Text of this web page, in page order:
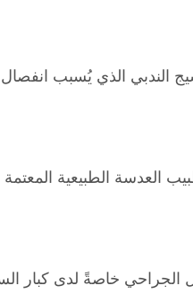
الندبي الذي يُسبب انفصال
العدسة الطبيعية
الجراحي خاصةً لدى كبار